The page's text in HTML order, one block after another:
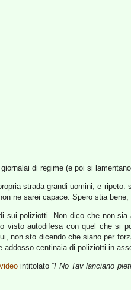
di regime (e poi si
strada grandi uomini, e ripeto:
ne sarei capace. Spero stia
poliziotti. Non dico che non
visto autodifesa con quel che si
non sto dicendo che siano per
addosso centinaia di poliziotti in
videointitolato “I No Tav lanciano